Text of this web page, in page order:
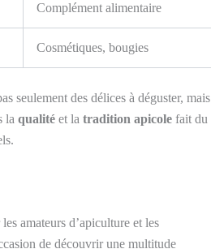
Complément alimentaire
Cosmétiques, bougies
seulement des délices à déguster, mais
la qualité et la tradition apicole fait du
amateurs d’apiculture et les
de découvrir une multitude